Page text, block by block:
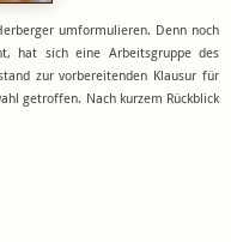
umformulieren. Denn noch
hat sich eine Arbeitsgruppe des
zur vorbereitenden Klausur für
getroffen. Nach kurzem Rückblick